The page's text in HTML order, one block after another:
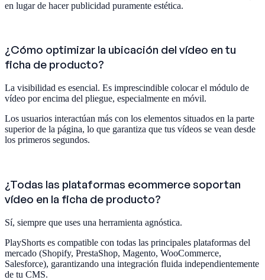
en lugar de hacer publicidad puramente estética.
¿Cómo optimizar la ubicación del vídeo en tu
ficha de producto?
La visibilidad es esencial. Es imprescindible colocar el módulo de
vídeo por encima del pliegue, especialmente en móvil.
Los usuarios interactúan más con los elementos situados en la parte
superior de la página, lo que garantiza que tus vídeos se vean desde
los primeros segundos.
¿Todas las plataformas ecommerce soportan
vídeo en la ficha de producto?
Sí, siempre que uses una herramienta agnóstica.
PlayShorts es compatible con todas las principales plataformas del
mercado (Shopify, PrestaShop, Magento, WooCommerce,
Salesforce), garantizando una integración fluida independientemente
de tu CMS.